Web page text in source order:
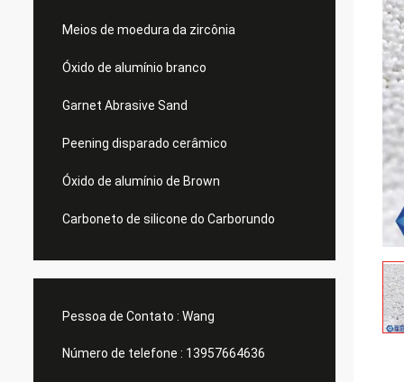
Meios de moedura da zircônia
Óxido de alumínio branco
Garnet Abrasive Sand
Peening disparado cerâmico
Óxido de alumínio de Brown
Carboneto de silicone do Carborundo
Pessoa de Contato : Wang
Número de telefone : 13957664636